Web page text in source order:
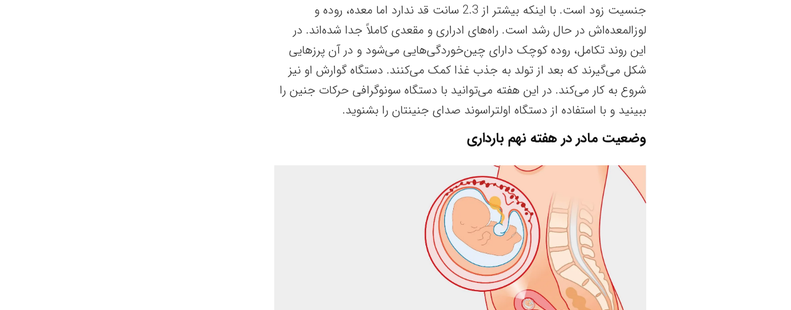
جنسیت زود است. با اینکه بیشتر از 2.3 سانت قد ندارد اما معده، روده و
لوزالمعده‌اش در حال رشد است. راه‌های ادراری و مقعدی کاملاً جدا شده‌اند. در
این روند تکامل، روده کوچک دارای چین‌خوردگی‌هایی می‌شود و در آن پرزهایی
شکل می‌گیرند که بعد از تولد به جذب غذا کمک می‌کنند. دستگاه گوارش او نیز
شروع به کار می‌کند. در این هفته می‌توانید با دستگاه سونوگرافی حرکات جنین را
ببینید و با استفاده از دستگاه اولتراسوند صدای جنینتان را بشنوید.
وضعیت مادر در هفته نهم بارداری